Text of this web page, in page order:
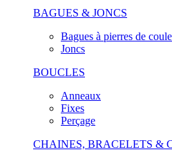
BAGUES & JONCS
Bagues à pierres de
Joncs
BOUCLES
Anneaux
Fixes
Perçage
CHAINES, BRACELETS &